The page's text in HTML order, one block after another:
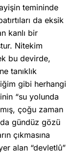
temininde
da eksik
kanlı bir
Nitekim
bu devirde,
tanıklık
gibi herhangi
“su yolunda
çoğu zaman
gündüz gözü
çıkmasına
alan “devletlû”